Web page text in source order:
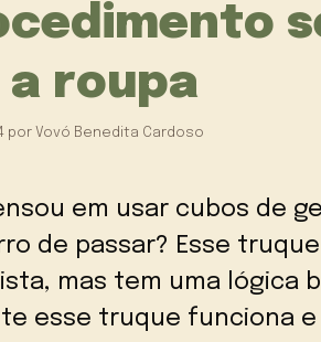
roupa
por Vovó Benedita Cardoso
em usar cubos de
de passar? Esse
mas tem uma lógica
esse truque funciona e